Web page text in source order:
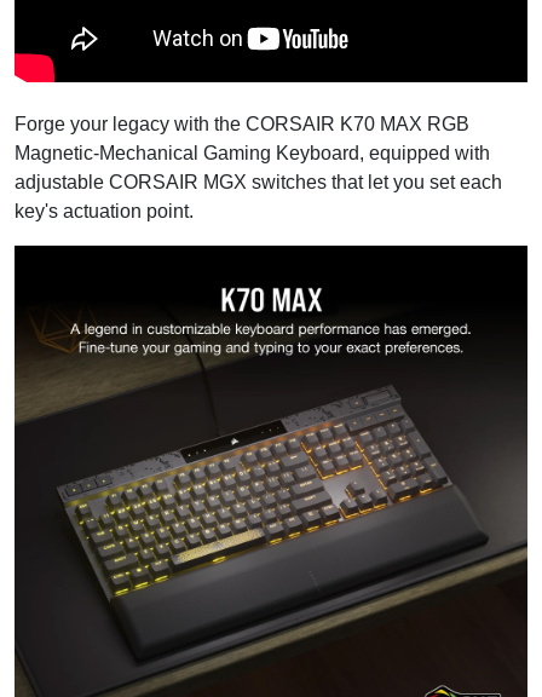
Forge your legacy with the CORSAIR K70 MAX RGB
Magnetic-Mechanical Gaming Keyboard, equipped with
adjustable CORSAIR MGX switches that let you set each
key's actuation point.